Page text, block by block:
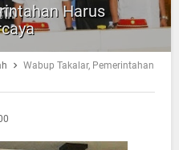
Harus
Wabup Takalar, Pemerintahan